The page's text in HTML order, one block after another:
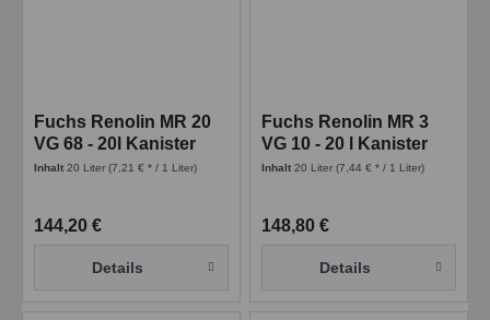
Fuchs Renolin MR 20
VG 68 - 20l Kanister
Inhalt20 Liter(7,21 € * / 1 Liter)
144,20 €
Details
Fuchs Renolin MR 3
VG 10 - 20 l Kanister
Inhalt20 Liter(7,44 € * / 1 Liter)
148,80 €
Details